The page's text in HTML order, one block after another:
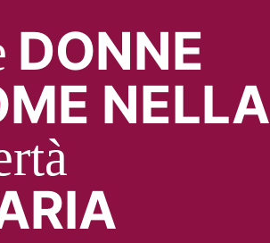
DONNE
NELLA